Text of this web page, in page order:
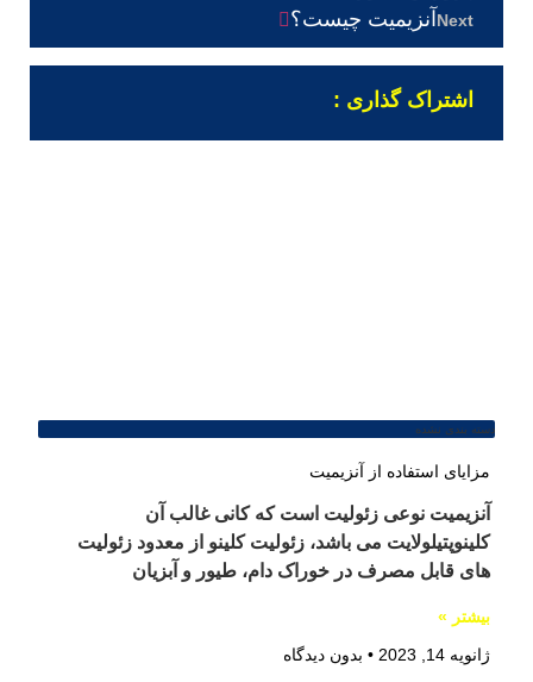
Nextآنزیمیت چیست؟
اشتراک گذاری :
دسته بندی نشده
مزایای استفاده از آنزیمیت
آنزیمیت نوعی زئولیت است که کانی غالب آن
کلینوپتیلولایت می باشد، زئولیت کلینو از معدود زئولیت
های قابل مصرف در خوراک دام، طیور و آبزیان
بیشتر »
ژانویه 14, 2023
بدون دیدگاه